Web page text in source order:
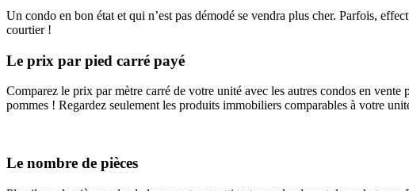
Un condo en bon état et qui n’est pas démodé se vendra plus cher. Parfois,
courtier !
Le prix par pied carré payé
Comparez le prix par mètre carré de votre unité avec les autres condos en
pommes ! Regardez seulement les produits immobiliers comparables à votre
Le nombre de pièces